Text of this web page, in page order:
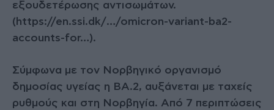
εξουδετέρωσης αντισωμάτων.
(https://en.ssi.dk/…/omicron-variant-ba2-
accounts-for…).
Σύμφωνα με τον Νορβηγικό οργανισμό
δημοσίας υγείας η ΒΑ.2, αυξάνεται με ταχείς
ρυθμούς και στη Νορβηγία. Από 7 περιπτώσεις